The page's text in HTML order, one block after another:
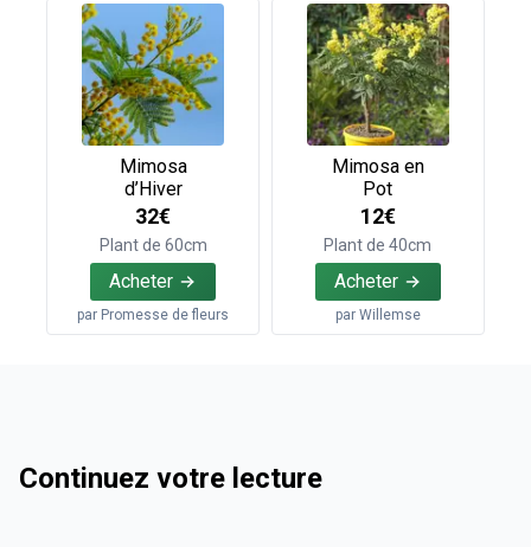
Mimosa
d’Hiver
32€
Plant de 60cm
Acheter
par Promesse de fleurs
Mimosa en
Pot
12€
Plant de 40cm
Acheter
par Willemse
Continuez votre lecture